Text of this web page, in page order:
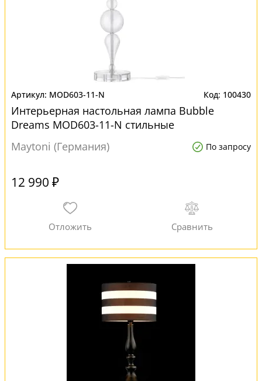
MOD603-11-N 100430
Интерьерная настольная лампа Bubble
Dreams MOD603-11-N стильные
Maytoni (Германия)
По запросу
12 990 ₽